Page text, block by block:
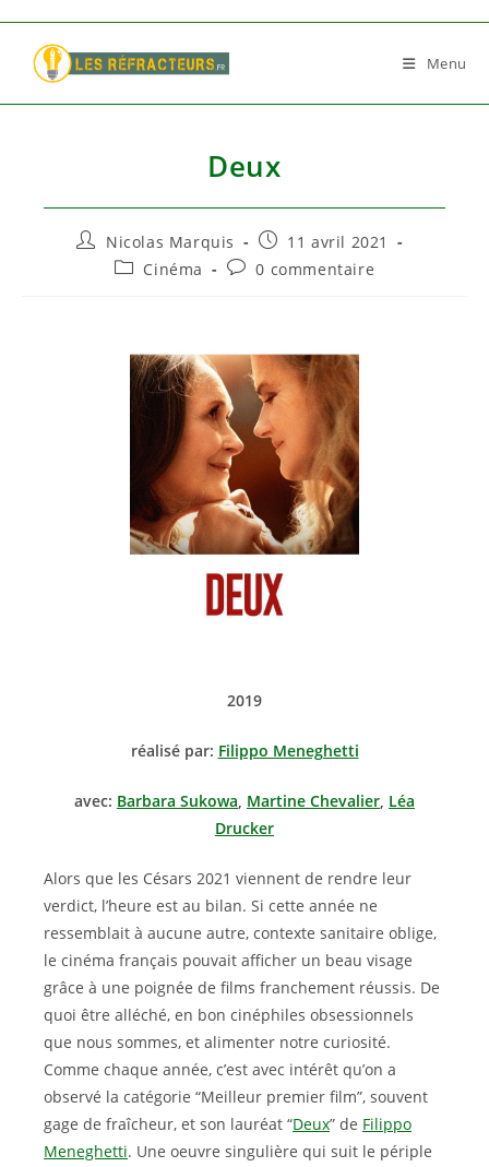
content
Menu
Deux
Auteur/autrice
Nicolas Marquis
Publication
publiée :
11 avril 2021
PostCinéma
Commentaires
0 commentaire
2019
réalisé par: Filippo Meneghetti
avec: Barbara Sukowa, Martine Chevalier, Léa
Drucker
Alors que les Césars 2021 viennent de rendre leur
verdict, l’heure est au bilan. Si cette année ne
ressemblait à aucune autre, contexte sanitaire oblige,
le cinéma français pouvait afficher un beau visage
grâce à une poignée de films franchement réussis. De
quoi être alléché, en bon cinéphiles obsessionnels
que nous sommes, et alimenter notre curiosité.
Comme chaque année, c’est avec intérêt qu’on a
observé la catégorie “Meilleur premier film”, souvent
gage de fraîcheur, et son lauréat “Deux” de Filippo
Meneghetti. Une oeuvre singulière qui suit le périple